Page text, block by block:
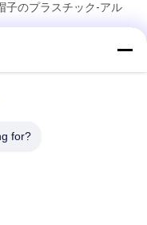
子のプラスチック-アル
型を離れた医学のガラ
ーは10ml液体の注入の
for?